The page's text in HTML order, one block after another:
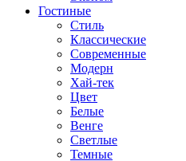
Гостиные
Стиль
Классические
Современные
Модерн
Хай-тек
Цвет
Белые
Венге
Светлые
Темные